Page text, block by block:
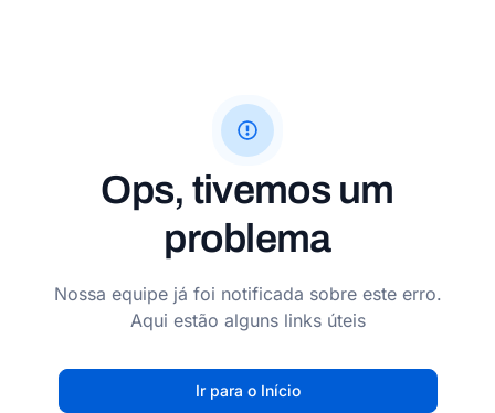
Ops, tivemos um
problema
Nossa equipe já foi notificada sobre este erro.
Aqui estão alguns links úteis
Ir para o Início